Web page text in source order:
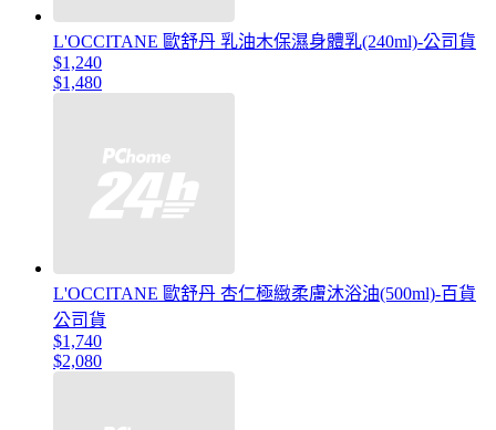
L'OCCITANE 歐舒丹 乳油木保濕身體乳(240ml)-公司貨
$1,240
$1,480
L'OCCITANE 歐舒丹 杏仁極緻柔膚沐浴油(500ml)-百貨
公司貨
$1,740
$2,080